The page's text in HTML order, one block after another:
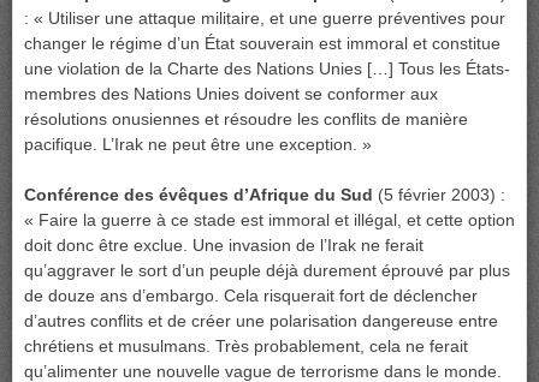
: « Utiliser une attaque militaire, et une guerre préventives pour
changer le régime d’un État souverain est immoral et constitue
une violation de la Charte des Nations Unies […] Tous les États-
membres des Nations Unies doivent se conformer aux
résolutions onusiennes et résoudre les conflits de manière
pacifique. L’Irak ne peut être une exception. »
Conférence des évêques d’Afrique du Sud (5 février 2003) :
« Faire la guerre à ce stade est immoral et illégal, et cette option
doit donc être exclue. Une invasion de l’Irak ne ferait
qu’aggraver le sort d’un peuple déjà durement éprouvé par plus
de douze ans d’embargo. Cela risquerait fort de déclencher
d’autres conflits et de créer une polarisation dangereuse entre
chrétiens et musulmans. Très probablement, cela ne ferait
qu’alimenter une nouvelle vague de terrorisme dans le monde.